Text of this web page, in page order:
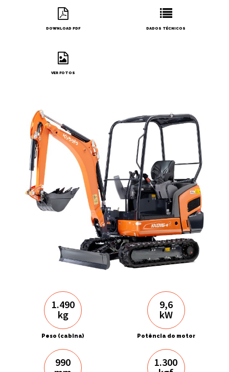
DOWNLOAD PDF DADOS TÉCNICOS
VER FOTOS
1.490
kg
Peso (cabina)
9,6
kW
Potência do motor
990
1.300